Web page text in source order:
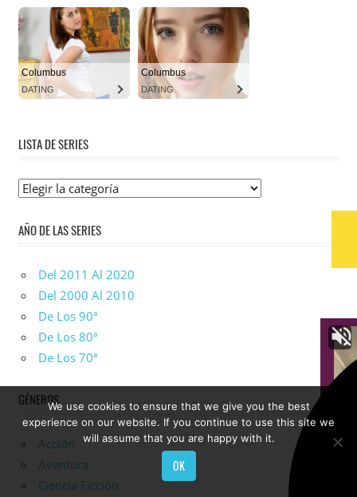
LISTA DE SERIES
Lista
Series
AÑO DE LAS SERIES
Del 2011 Al 2020
Del 2000 Al 2010
De Los 90ª
De Los 80ª
De Los 70ª
GÉNEROS
Acción
Aventura
Ciencia Ficción
We use cookies to ensure that we give you the best
experience on our website. If you continue to use this site we
will assume that you are happy with it.
OK